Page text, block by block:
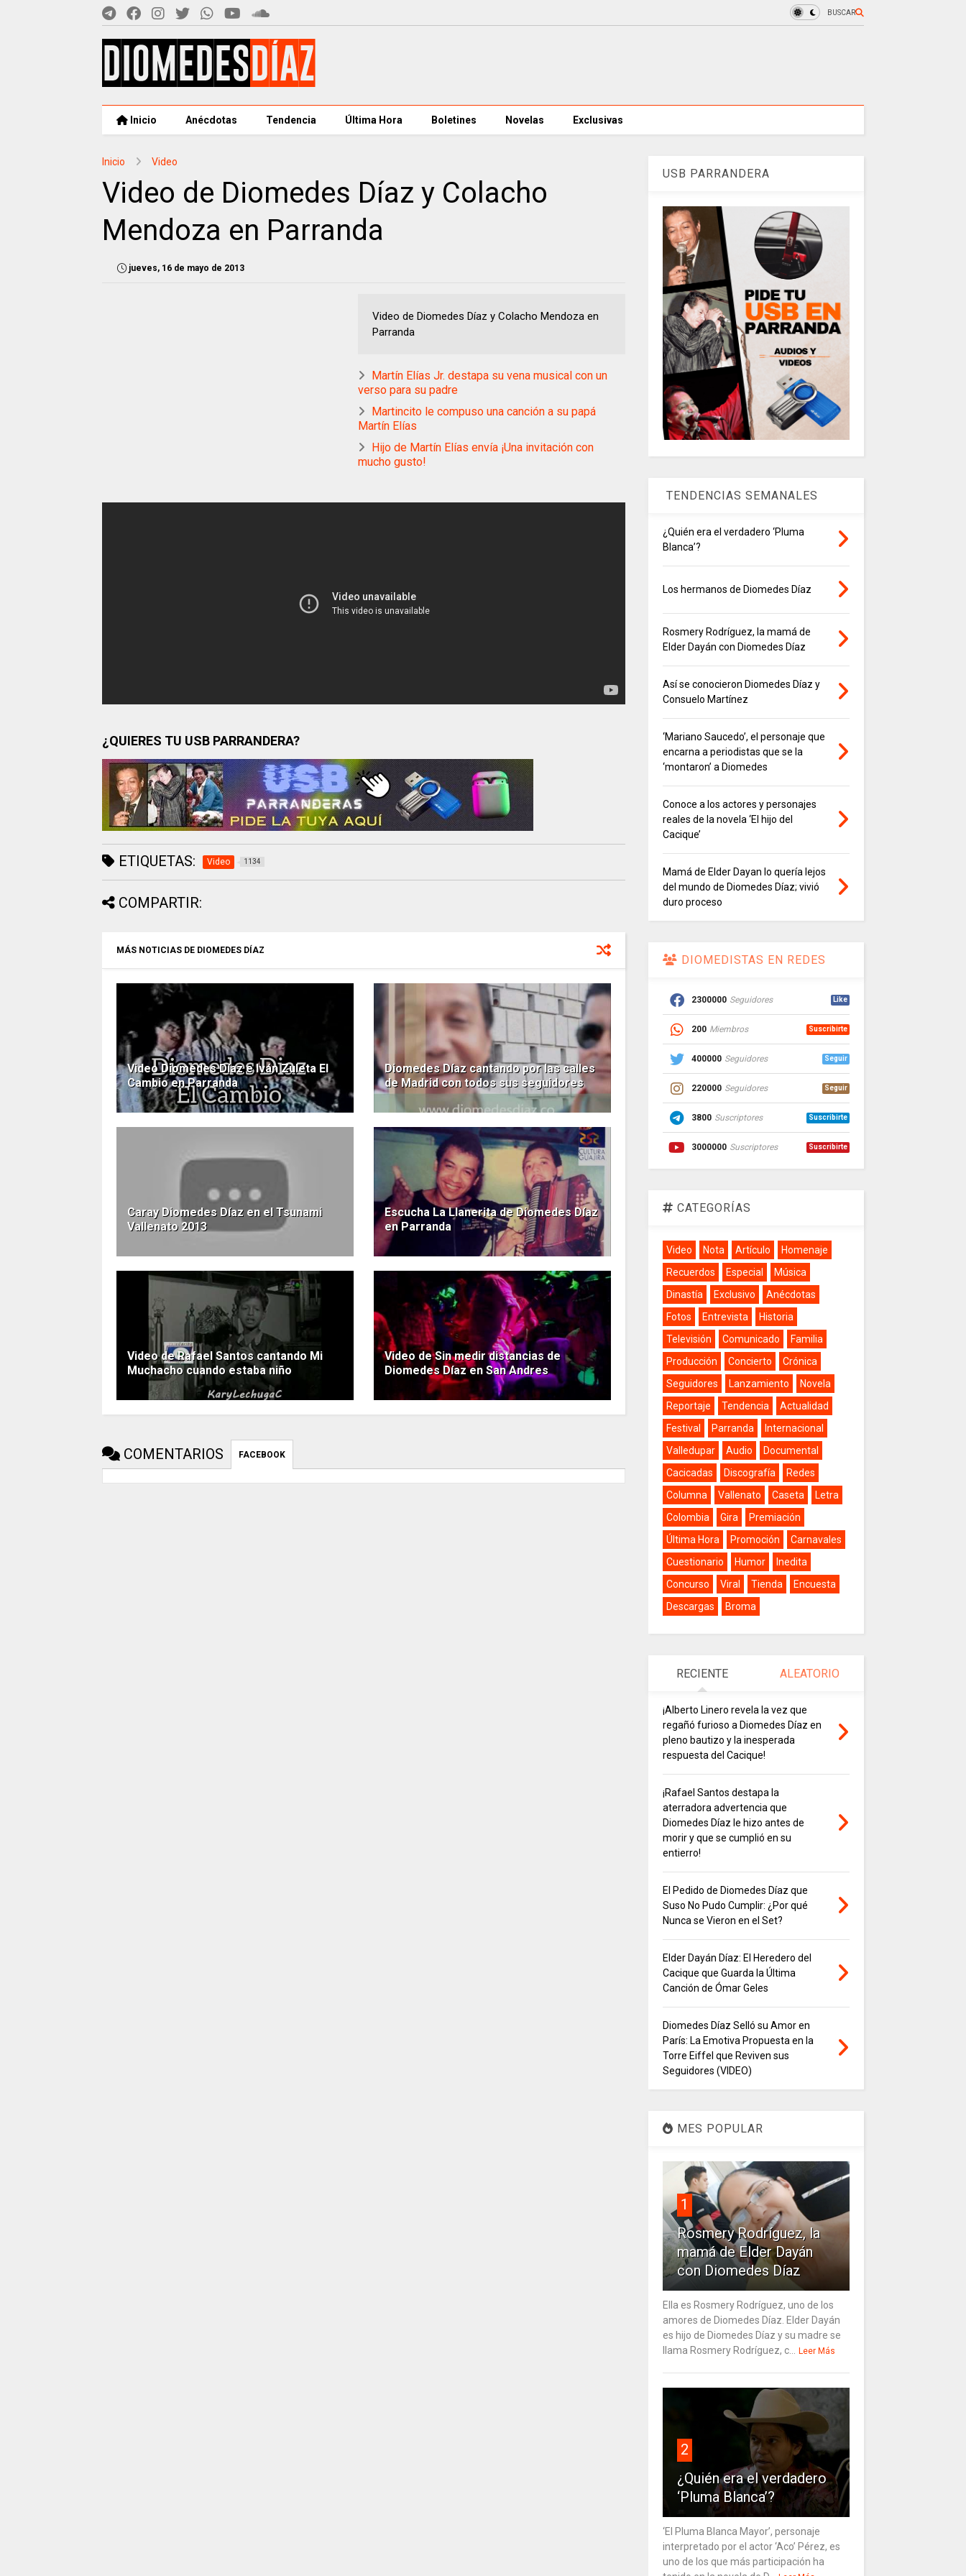
BUSCAR
Inicio Anécdotas Tendencia Última Hora Boletines Novelas Exclusivas
Inicio Video
Video de Diomedes Díaz y Colacho
Mendoza en Parranda
jueves, 16 de mayo de 2013
Video de Diomedes Díaz y Colacho Mendoza en
Parranda
Martín Elías Jr. destapa su vena musical con un
verso para su padre
Martincito le compuso una canción a su papá
Martín Elías
Hijo de Martín Elías envía ¡Una invitación con
mucho gusto!
¿QUIERES TU USB PARRANDERA?
ETIQUETAS: Video 1134
COMPARTIR:
MÁS NOTICIAS DE DIOMEDES DÍAZ
Video Diomedes Díaz e Iván Zuleta El
Cambio en Parranda
Diomedes Díaz cantando por las calles
de Madrid con todos sus seguidores
Caray Diomedes Díaz en el Tsunami
Vallenato 2013
Escucha La Llanerita de Diomedes Díaz
en Parranda
Video de Rafael Santos cantando Mi
Muchacho cuando estaba niño
Video de Sin medir distancias de
Diomedes Díaz en San Andres
COMENTARIOS FACEBOOK
USB PARRANDERA
TENDENCIAS SEMANALES
¿Quién era el verdadero ‘Pluma
Blanca’?
Los hermanos de Diomedes Díaz
Rosmery Rodríguez, la mamá de
Elder Dayán con Diomedes Díaz
Así se conocieron Diomedes Díaz y
Consuelo Martínez
‘Mariano Saucedo’, el personaje que
encarna a periodistas que se la
‘montaron’ a Diomedes
Conoce a los actores y personajes
reales de la novela ‘El hijo del
Cacique’
Mamá de Elder Dayan lo quería lejos
del mundo de Diomedes Díaz; vivió
duro proceso
DIOMEDISTAS EN REDES
2300000 Seguidores Like
200 Miembros Suscribirte
400000 Seguidores Seguir
220000 Seguidores Seguir
3800 Suscriptores Suscribirte
3000000 Suscriptores Suscribirte
CATEGORÍAS
Video Nota Artículo
Homenaje
Recuerdos
Especial
Música
Dinastía
Exclusivo
Anécdotas
Fotos
Entrevista
Historia
Televisión
Comunicado
Familia
Producción
Concierto
Crónica
Seguidores
Lanzamiento
Novela
Reportaje
Tendencia
Actualidad
Festival
Parranda
Internacional
Valledupar
Audio
Documental
Cacicadas
Discografía
Redes
Columna
Vallenato Caseta
Letra
Colombia
Gira
Premiación
Última Hora
Promoción
Carnavales
Cuestionario
Humor
Inedita
Concurso
Viral Tienda
Encuesta
Descargas
Broma
RECIENTE ALEATORIO
¡Alberto Linero revela la vez que
regañó furioso a Diomedes Díaz en
pleno bautizo y la inesperada
respuesta del Cacique!
¡Rafael Santos destapa la
aterradora advertencia que
Diomedes Díaz le hizo antes de
morir y que se cumplió en su
entierro!
El Pedido de Diomedes Díaz que
Suso No Pudo Cumplir: ¿Por qué
Nunca se Vieron en el Set?
Elder Dayán Díaz: El Heredero del
Cacique que Guarda la Última
Canción de Ómar Geles
Diomedes Díaz Selló su Amor en
París: La Emotiva Propuesta en la
Torre Eiffel que Reviven sus
Seguidores (VIDEO)
MES POPULAR
1
Rosmery Rodríguez, la
mamá de Elder Dayán
con Diomedes Díaz
Ella es Rosmery Rodríguez, uno de los
amores de Diomedes Díaz. Elder Dayán
es hijo de Diomedes Díaz y su madre se
llama Rosmery Rodríguez, c... Leer Más
2
¿Quién era el verdadero
‘Pluma Blanca’?
‘El Pluma Blanca Mayor’, personaje
interpretado por el actor ‘Aco’ Pérez, es
uno de los que más participación ha